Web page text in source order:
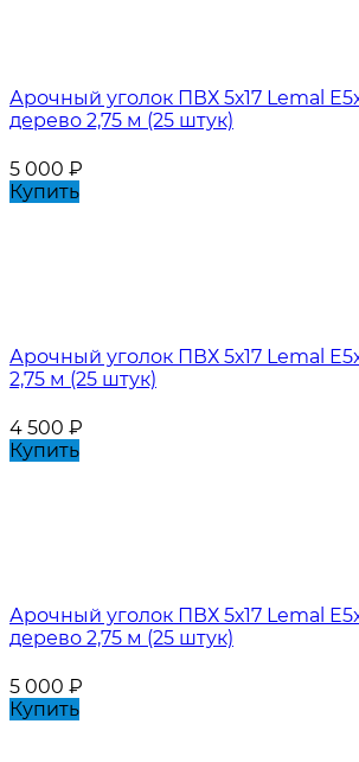
Арочный уголок ПВХ 5х17 Lemal
дерево 2,75 м (25 штук)
5 000 ₽
Купить
Арочный уголок ПВХ 5х17 Lemal
2,75 м (25 штук)
4 500 ₽
Купить
Арочный уголок ПВХ 5х17 Lemal
дерево 2,75 м (25 штук)
5 000 ₽
Купить